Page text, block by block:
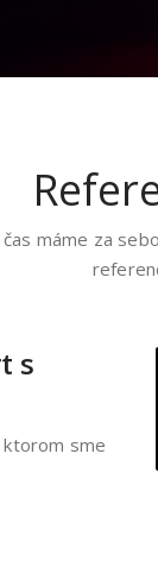
máme za
s
ktorom sme